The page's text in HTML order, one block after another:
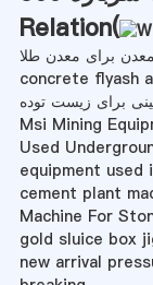
Relation(
برای معدن طلا
concrete flyash
برای زیست توده
Msi Mining
Used
equipment used
cement plant
Machine For
gold sluice box
new arrival